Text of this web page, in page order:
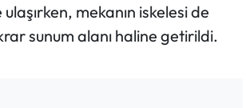
ulaşırken, mekanın iskelesi de
sunum alanı haline getirildi.